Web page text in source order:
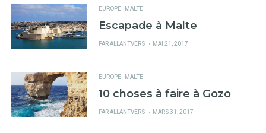
EUROPE MALTE
Escapade à Malte
PARALLANTVERS
PUBLIÉ
MAI 21, 2017
EUROPE MALTE
10 choses à faire à Gozo
PARALLANTVERS
PUBLIÉ
MARS 31, 2017